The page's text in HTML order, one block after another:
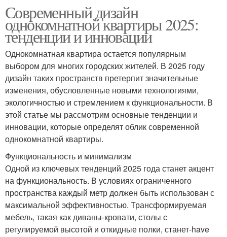
Современный дизайн
однокомнатной квартиры 2025:
тенденции и инновации
Однокомнатная квартира остается популярным
выбором для многих городских жителей. В 2025 году
дизайн таких пространств претерпит значительные
изменения, обусловленные новыми технологиями,
экологичностью и стремлением к функциональности. В
этой статье мы рассмотрим основные тенденции и
инновации, которые определят облик современной
однокомнатной квартиры.
Функциональность и минимализм
Одной из ключевых тенденций 2025 года станет акцент
на функциональность. В условиях ограниченного
пространства каждый метр должен быть использован с
максимальной эффективностью. Трансформируемая
мебель, такая как диваны-кровати, столы с
регулируемой высотой и откидные полки, станет-have